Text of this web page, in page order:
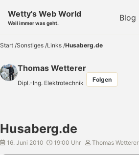
Wetty's Web World
Weil immer was geht.
Blog
Start /Sonstiges /Links /Husaberg.de
Thomas Wetterer
Dipl.-Ing. Elektrotechnik Folgen
Husaberg.de
16. Juni 2010 19:00 Uhr Thomas Wetterer